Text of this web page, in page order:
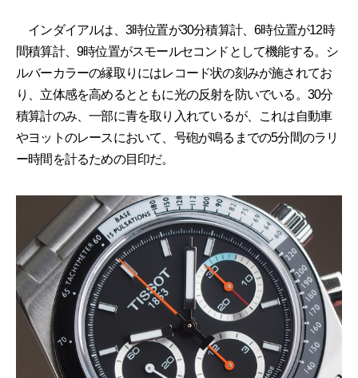
インダイアルは、3時位置が30分積算計、6時位置が12時
間積算計、9時位置がスモールセコンドとして機能する。シ
ルバーカラーの縁取りにはレコード状の刻みが施されてお
り、立体感を高めるとともに光の反射を防いでいる。30分
積算計のみ、一部に青を取り入れているが、これは自動車
やヨットのレースにおいて、号砲が鳴るまでの5分間のラリ
ー時間を計るための目印だ。